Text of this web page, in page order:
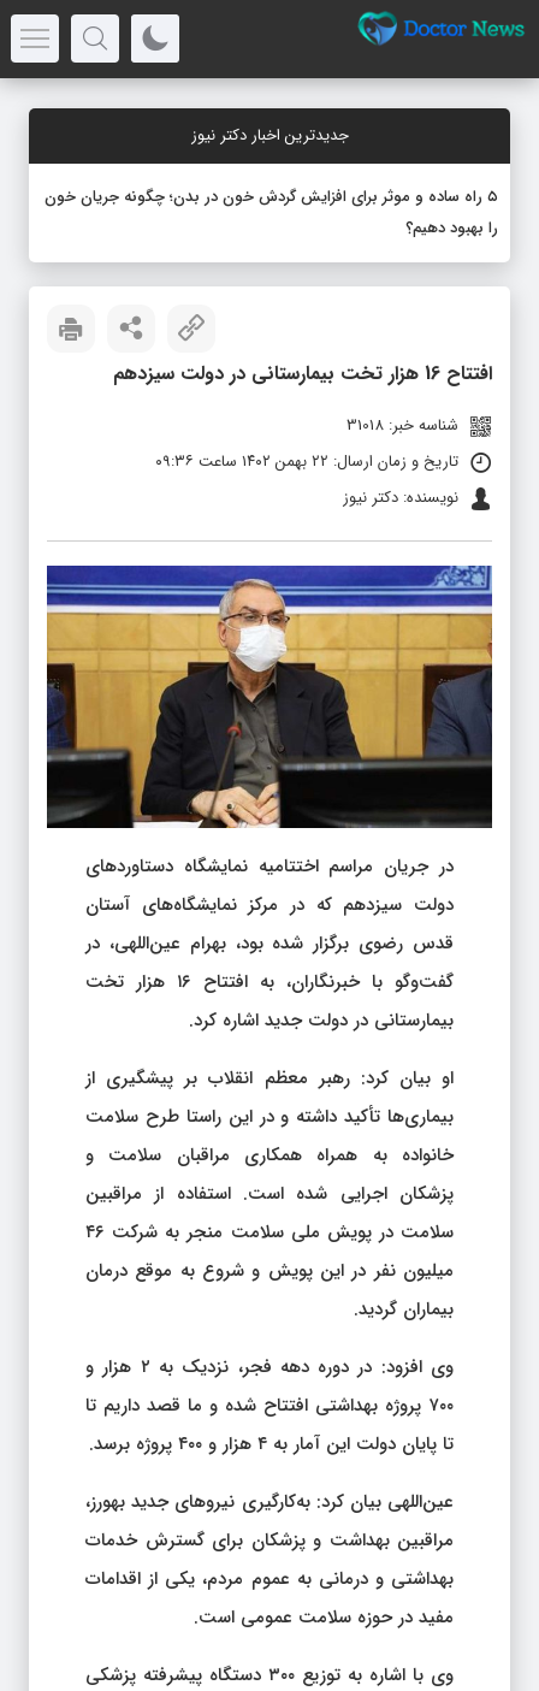
جدیدترین اخبار دکتر نیوز
۵ راه ساده و موثر برای افزایش گردش خون در بدن؛ چگونه جریان خون
را بهبود دهیم؟
افتتاح 16 هزار تخت بیمارستانی در دولت سیزدهم
شناسه خبر: 31018
تاریخ و زمان ارسال: ۲۲ بهمن ۱۴۰۲ ساعت ۰۹:۳۶
نویسنده: دکتر نیوز
در جریان مراسم اختتامیه نمایشگاه دستاوردهای
دولت سیزدهم که در مرکز نمایشگاه‌های آستان
قدس رضوی برگزار شده بود، بهرام عین‌اللهی، در
گفت‌وگو با خبرنگاران، به افتتاح ۱۶ هزار تخت
بیمارستانی در دولت جدید اشاره کرد.
او بیان کرد: رهبر معظم انقلاب بر پیشگیری از
بیماری‌ها تأکید داشته و در این راستا طرح سلامت
خانواده به همراه همکاری مراقبان سلامت و
پزشکان اجرایی شده است. استفاده از مراقبین
سلامت در پویش ملی سلامت منجر به شرکت ۴۶
میلیون نفر در این پویش و شروع به موقع درمان
بیماران گردید.
وی افزود: در دوره دهه فجر، نزدیک به ۲ هزار و
۷۰۰ پروژه بهداشتی افتتاح شده و ما قصد داریم تا
تا پایان دولت این آمار به ۴ هزار و ۴۰۰ پروژه برسد.
عین‌اللهی بیان کرد: به‌کارگیری نیروهای جدید بهورز،
مراقبین بهداشت و پزشکان برای گسترش خدمات
بهداشتی و درمانی به عموم مردم، یکی از اقدامات
مفید در حوزه سلامت عمومی است.
وی با اشاره به توزیع ۳۰۰ دستگاه پیشرفته پزشکی